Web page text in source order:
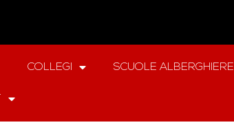
COLLEGI SCUOLE ALBERGHIERE